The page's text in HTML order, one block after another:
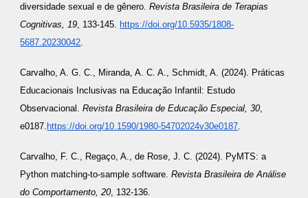
diversidade sexual e de gênero.Revista Brasileira de Terapias
Cognitivas, 19, 133-145. https://doi.org/10.5935/1808-
5687.20230042.
Carvalho, A. G. C., Miranda, A. C. A., Schmidt, A. (2024). Práticas
Educacionais Inclusivas na Educação Infantil: Estudo
Observacional.Revista Brasileira de Educação Especial, 30,
e0187. https://doi.org/10.1590/1980-54702024v30e0187.
Carvalho, F. C., Regaço, A., de Rose, J. C. (2024). PyMTS: a
Python matching-to-sample software.Revista Brasileira de Análise
do Comportamento, 20, 132-136.